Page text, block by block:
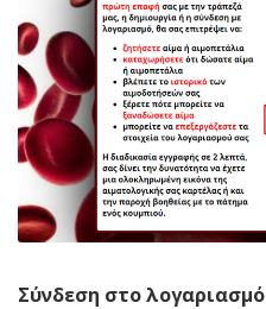
Σύνδεση στο λογαριασμό